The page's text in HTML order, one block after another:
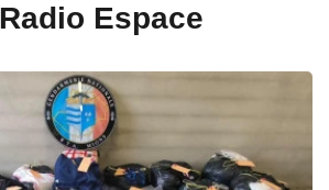
Espace